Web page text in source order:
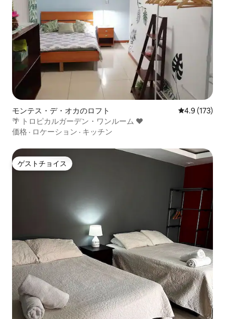
モンテス・デ・オカのロフト レビュー173
4.9 (173)
🌴 トロピカルガーデン・ワンルーム ❤️
価格 · ロケーション · キッチン
ゲストチョイス
ゲストチョイス